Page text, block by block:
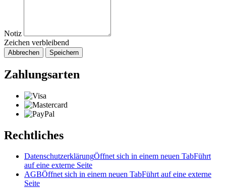
Notiz
Zeichen verbleibend
Abbrechen Speichern
Zahlungsarten
Rechtliches
DatenschutzerklärungÖffnet sich in einem neuen TabFührt
auf eine externe Seite
AGBÖffnet sich in einem neuen TabFührt auf eine externe
Seite